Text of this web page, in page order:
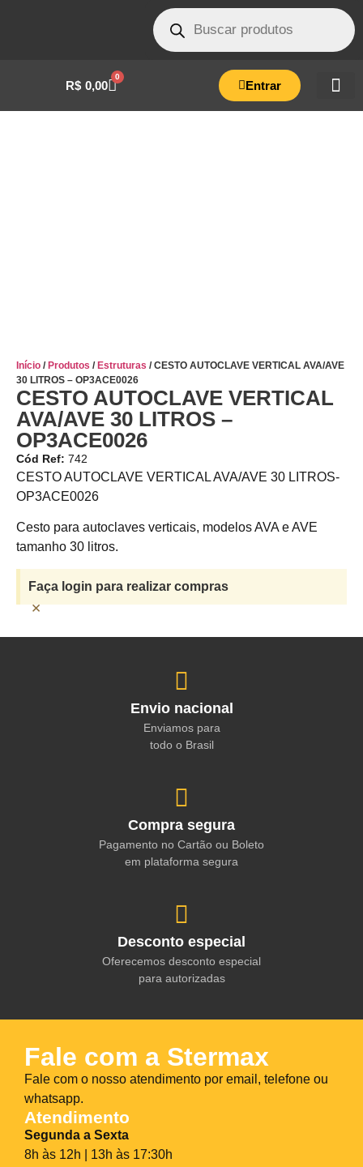
R$ 0,00
0
Entrar
Início / Produtos / Estruturas / CESTO AUTOCLAVE VERTICAL AVA/AVE
30 LITROS – OP3ACE0026
CESTO AUTOCLAVE VERTICAL
AVA/AVE 30 LITROS –
OP3ACE0026
Cód Ref: 742
CESTO AUTOCLAVE VERTICAL AVA/AVE 30 LITROS-
OP3ACE0026
Cesto para autoclaves verticais, modelos AVA e AVE
tamanho 30 litros.
Faça login para realizar compras
×
Envio nacional
Enviamos para
todo o Brasil
Compra segura
Pagamento no Cartão ou Boleto
em plataforma segura
Desconto especial
Oferecemos desconto especial
para autorizadas
Fale com a Stermax
Fale com o nosso atendimento por email, telefone ou
whatsapp.
Atendimento
Segunda a Sexta
8h às 12h | 13h às 17:30h